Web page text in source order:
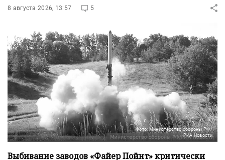
8 августа 2026, 13:57 5
Фото: Министерство обороны РФ/
РИА Новости
Выбивание заводов «Файер Пойнт» критически